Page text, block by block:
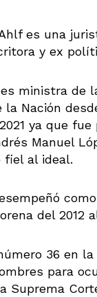
es una
y ex
ministra de
Nación
ya que
Manuel
fiel al ideal.​
del 2012
36 en
para
Suprema